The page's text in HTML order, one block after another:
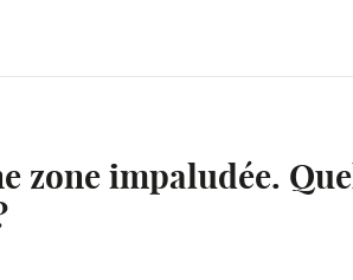
zone impaludée.